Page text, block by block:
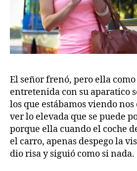
El señor frenó, pero ella
entretenida con su aparatico
los que estábamos viendo
ver lo elevada que se puede
porque ella cuando el coche
el carro, apenas despego la
dio risa y siguió como si nada.